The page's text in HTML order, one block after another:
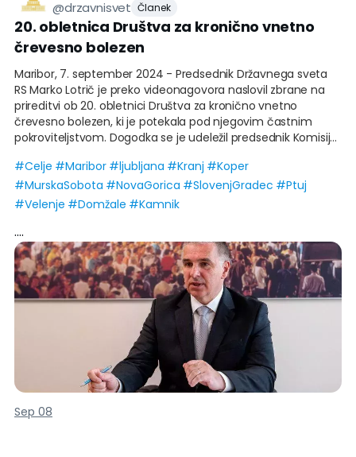
@drzavnisvet Članek
20. obletnica Društva za kronično vnetno
črevesno bolezen
Maribor, 7. september 2024 - Predsednik Državnega sveta
RS Marko Lotrič je preko videonagovora naslovil zbrane na
prireditvi ob 20. obletnici Društva za kronično vnetno
črevesno bolezen, ki je potekala pod njegovim častnim
pokroviteljstvom. Dogodka se je udeležil predsednik Komisije
Kastelic.
da se je društvo razvilo iz manjšega Društva za otroke in
mladostnike s kronično vnetno črevesno boleznijo Maribor, ki
so ga 14. julija 2004 ustanovili starši otrok s kronično vnetno
črevesno boleznijo skupaj z zdravstvenimi delavci. Danes, 20
let kasneje, ima društvo status invalidske organizacije in
status društva v javnem interesu, deluje tudi mednarodno
in je član Evropskega združenja bolnikov s kronično vnetno
»Svet, v katerem živimo, vse generacije sodobne družbe –
od najmlajših do najstarejših - postavlja pred velike izzive.
Soočeni smo s čedalje bolj intenz
#Celje #Maribor #ljubljana #Kranj #Koper
#MurskaSobota #NovaGorica #SlovenjGradec #Ptuj
#Velenje #Domžale #Kamnik
....
Sep 08